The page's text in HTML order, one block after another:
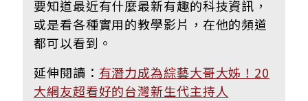
要知道最近有什麼最新有趣的科技資訊，
或是看各種實用的教學影片，在他的頻道
都可以看到。
延伸閱讀： 有潛力成為綜藝大哥大姊！20
大網友超看好的台灣新生代主持人